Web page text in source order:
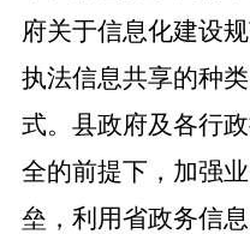
府关于信息化建设
执法信息共享的种
式。县政府及各行
全的前提下，加强
垒，利用省政务信